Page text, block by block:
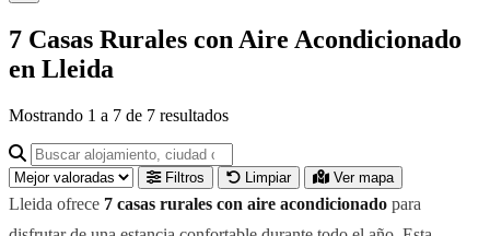
7 Casas Rurales con Aire Acondicionado
en Lleida
Mostrando 1 a 7 de 7 resultados
Buscar alojamiento, ciudad o provincia para ir a su página
Filtros Limpiar Ver mapa
Lleida ofrece 7 casas rurales con aire acondicionado para